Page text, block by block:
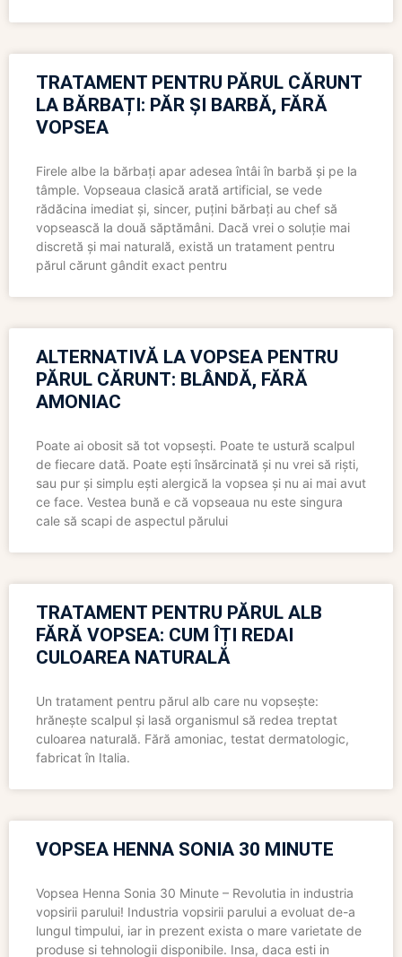
TRATAMENT PENTRU PĂRUL CĂRUNT
LA BĂRBAȚI: PĂR ȘI BARBĂ, FĂRĂ
VOPSEA
Firele albe la bărbați apar adesea întâi în barbă și pe la
tâmple. Vopseaua clasică arată artificial, se vede
rădăcina imediat și, sincer, puțini bărbați au chef să
vopsească la două săptămâni. Dacă vrei o soluție mai
discretă și mai naturală, există un tratament pentru
părul cărunt gândit exact pentru
ALTERNATIVĂ LA VOPSEA PENTRU
PĂRUL CĂRUNT: BLÂNDĂ, FĂRĂ
AMONIAC
Poate ai obosit să tot vopsești. Poate te ustură scalpul
de fiecare dată. Poate ești însărcinată și nu vrei să riști,
sau pur și simplu ești alergică la vopsea și nu ai mai avut
ce face. Vestea bună e că vopseaua nu este singura
cale să scapi de aspectul părului
TRATAMENT PENTRU PĂRUL ALB
FĂRĂ VOPSEA: CUM ÎȚI REDAI
CULOAREA NATURALĂ
Un tratament pentru părul alb care nu vopsește:
hrănește scalpul și lasă organismul să redea treptat
culoarea naturală. Fără amoniac, testat dermatologic,
fabricat în Italia.
VOPSEA HENNA SONIA 30 MINUTE
Vopsea Henna Sonia 30 Minute – Revolutia in industria
vopsirii parului! Industria vopsirii parului a evoluat de-a
lungul timpului, iar in prezent exista o mare varietate de
produse si tehnologii disponibile. Insa, daca esti in